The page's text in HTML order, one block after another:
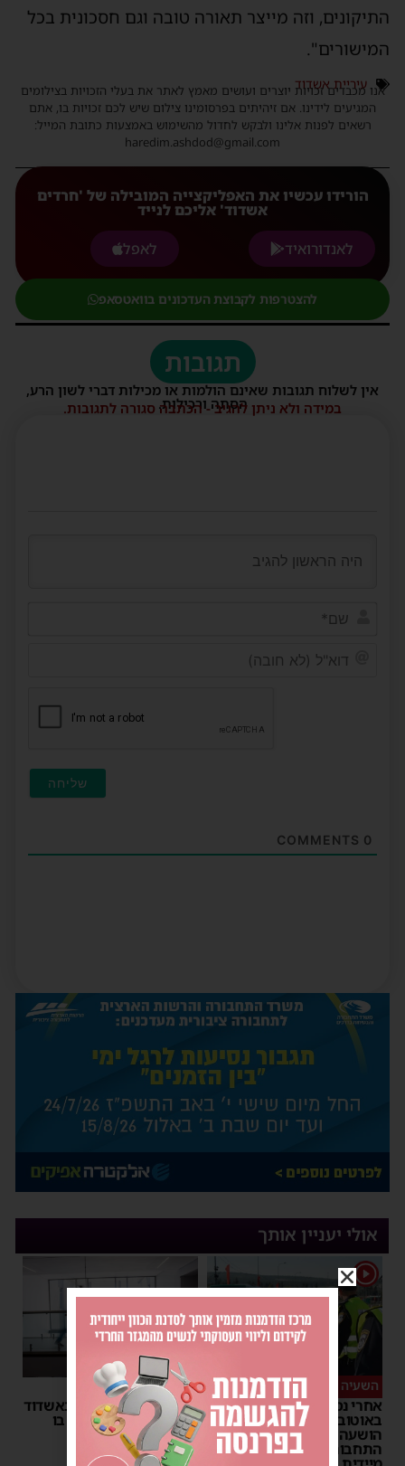
התיקונים, וזה מייצר תאורה טובה וגם חסכונית בכל
המישורים".
עיריית אשדוד
אנו מכבדים זכויות יוצרים ועושים מאמץ לאתר את בעלי הזכויות בצילומים
המגיעים לידינו. אם זיהיתים בפרסומינו צילום שיש לכם זכויות בו, אתם
רשאים לפנות אלינו ולבקש לחדול מהשימוש באמצעות כתובת המייל:
haredim.ashdod@gmail.com
הורידו עכשיו את האפליקצייה המובילה של 'חרדים
אשדוד' אליכם לנייד
לאנדורואיד
לאפל
להצטרפות לקבוצת העדכונים בוואטסאפ
תגובות
אין לשלוח תגובות שאינם הולמות או מכילות דברי לשון הרע,
הסתה ורכילות.
במידה ולא ניתן להגיב - הכתבה סגורה לתגובות.
0
אולי יעניין אותך
1
השעיה מיידית
אחרי נסיעת האימים
באוטובוס מאשדוד: הנהג
הושעה מתפקידו – משרד
התחבורה הורה על בדיקה
ליבו שב לפעום
אדם התמוטט בביתו באשדוד
– כוחות ההצלה ביצעו בו
פעולות החייאה
מנחם דויטש |
17:35